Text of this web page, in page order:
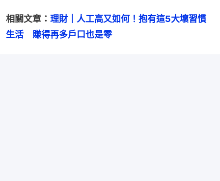
相關文章： 理財｜人工高又如何！抱有這5大壞習慣
生活　賺得再多戶口也是零